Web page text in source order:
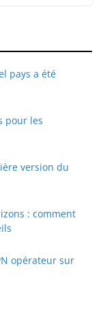
pays a été
pour les
version du
: comment
opérateur sur